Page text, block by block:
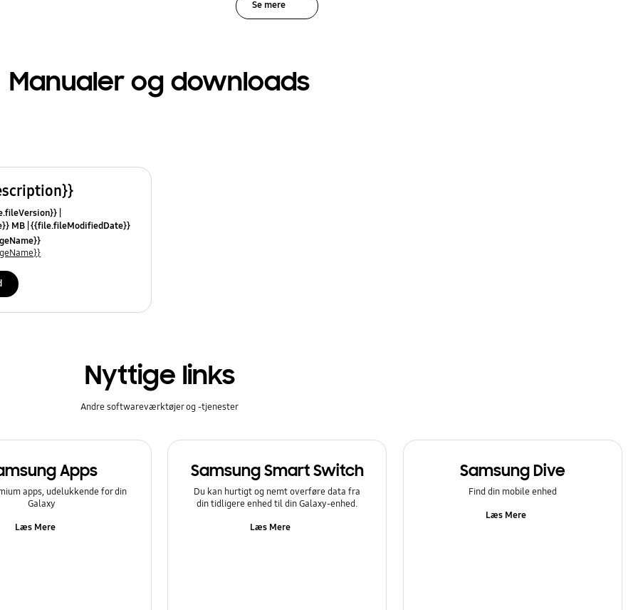
Se mere
Manualer og downloads
MB {{file.fileModifiedDate}}
Nyttige links
Andre softwareværktøjer og -tjenester
Apps
apps, udelukkende for din
Galaxy
Læs Mere
Samsung Smart Switch
Du kan hurtigt og nemt overføre data fra
din tidligere enhed til din Galaxy-enhed.
Læs Mere
Samsung Dive
Find din mobile enhed
Læs Mere